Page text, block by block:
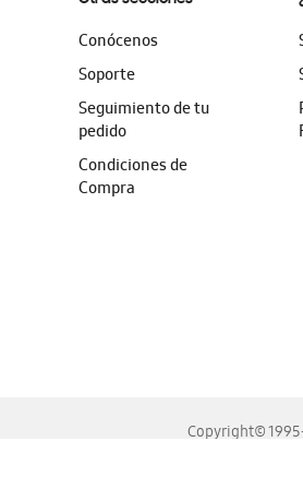
Conócenos
Soporte
Seguimiento de tu
pedido
Condiciones de
Compra
Copyright©